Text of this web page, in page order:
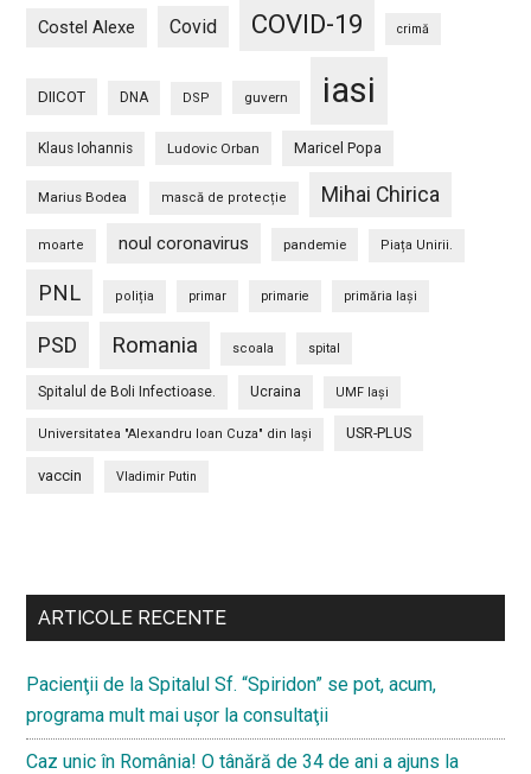
Costel Alexe Covid COVID-19 crimă
DIICOT DNA DSP guvern iasi
Klaus Iohannis Ludovic Orban Maricel Popa
Marius Bodea mască de protecție Mihai Chirica
moarte noul coronavirus pandemie Piața Unirii.
PNL poliția primar primarie primăria Iași
PSD Romania scoala spital
Spitalul de Boli Infectioase. Ucraina UMF Iași
Universitatea "Alexandru Ioan Cuza" din Iaşi USR-PLUS
vaccin Vladimir Putin
secundara
ARTICOLE RECENTE
Pacienţii de la Spitalul Sf. “Spiridon” se pot, acum,
programa mult mai uşor la consultaţii
Caz unic în România! O tânără de 34 de ani a ajuns la